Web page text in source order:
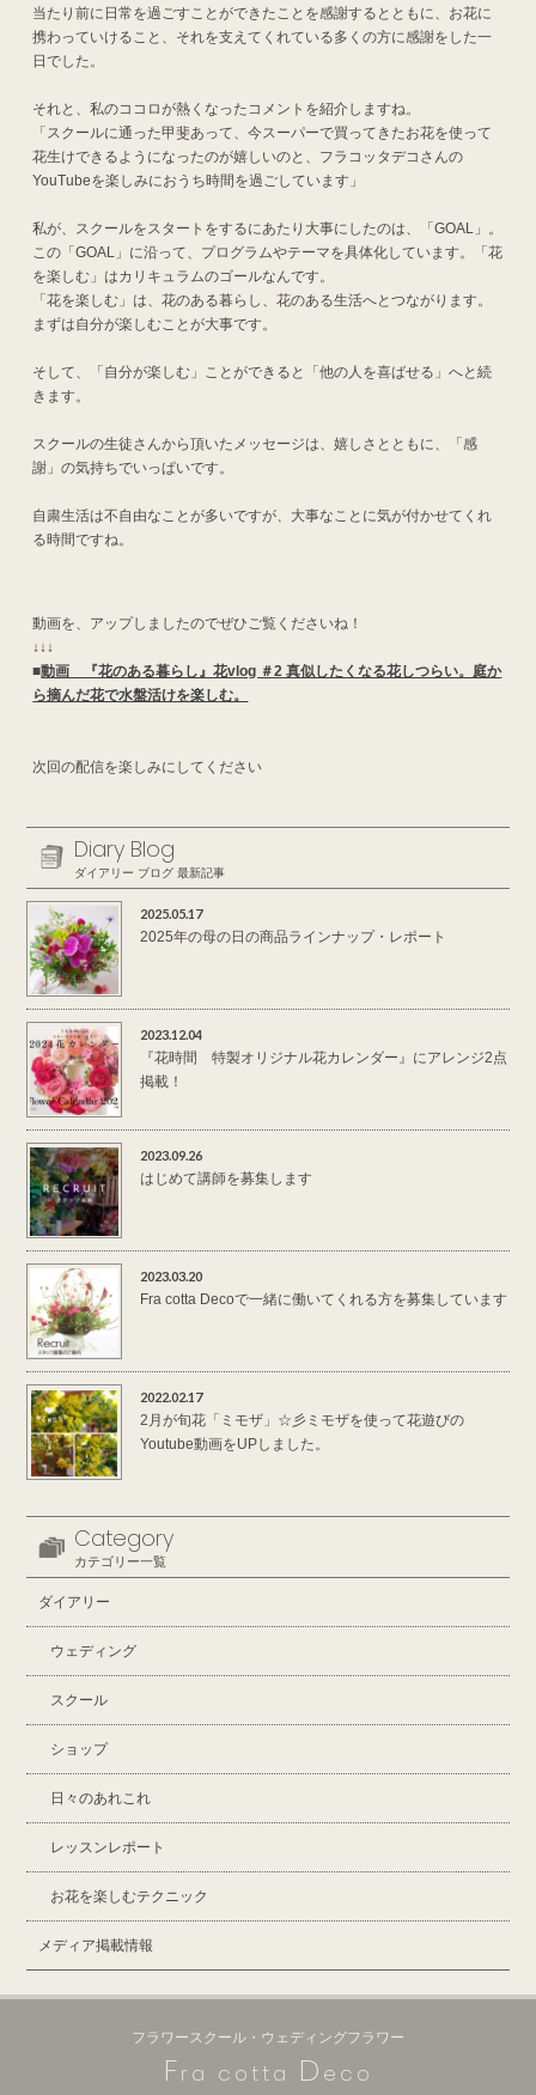
当たり前に日常を過ごすことができたことを感謝するとともに、お花に
携わっていけること、それを支えてくれている多くの方に感謝をした一
日でした。
それと、私のココロが熱くなったコメントを紹介しますね。
「スクールに通った甲斐あって、今スーパーで買ってきたお花を使って
花生けできるようになったのが嬉しいのと、フラコッタデコさんの
YouTubeを楽しみにおうち時間を過ごしています」
私が、スクールをスタートをするにあたり大事にしたのは、「GOAL」。
この「GOAL」に沿って、プログラムやテーマを具体化しています。「花
を楽しむ」はカリキュラムのゴールなんです。
「花を楽しむ」は、花のある暮らし、花のある生活へとつながります。
まずは自分が楽しむことが大事です。
そして、「自分が楽しむ」ことができると「他の人を喜ばせる」へと続
きます。
スクールの生徒さんから頂いたメッセージは、嬉しさとともに、「感
謝」の気持ちでいっぱいです。
自粛生活は不自由なことが多いですが、大事なことに気が付かせてくれ
る時間ですね。
動画を、アップしましたのでぜひご覧くださいね！
↓↓↓
■動画 『花のある暮らし』花vlog ＃2 真似したくなる花しつらい。庭か
ら摘んだ花で水盤活けを楽しむ。
次回の配信を楽しみにしてください
Diary Blog
ダイアリー ブログ 最新記事
2025.05.17
2025年の母の日の商品ラインナップ・レポート
2023.12.04
『花時間 特製オリジナル花カレンダー』にアレンジ2点
掲載！
2023.09.26
はじめて講師を募集します
2023.03.20
Fra cotta Decoで一緒に働いてくれる方を募集しています
2022.02.17
2月が旬花「ミモザ」☆彡ミモザを使って花遊びの
Youtube動画をUPしました。
Category
カテゴリー一覧
ダイアリー
ウェディング
スクール
ショップ
日々のあれこれ
レッスンレポート
お花を楽しむテクニック
メディア掲載情報
フラワースクール・ウェディングフラワー
Fra cotta D eco